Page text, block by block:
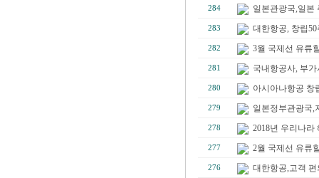
284 일본관광국,일본
283 대한항공, 창립
282 3월 국제선 유류
281 국내항공사, 부
280 아시아나항공 창
279 일본정부관광국,
278 2018년 우리나라
277 2월 국제선 유류
276 대한항공,고객 편